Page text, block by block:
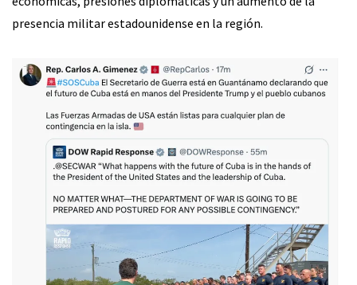
presencia militar estadounidense en la región.